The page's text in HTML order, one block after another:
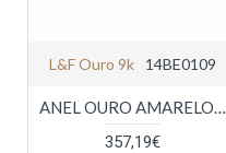
L&f Ouro 9k 14BE0109
ANEL OURO AMARELO 9K
357,19€